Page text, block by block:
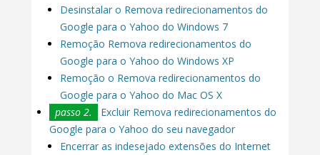
Desinstalar o Remova redirecionamentos do
Google para o Yahoo do Windows 7
Remoção Remova redirecionamentos do
Google para o Yahoo do Windows XP
Remoção o Remova redirecionamentos do
Google para o Yahoo do Mac OS X
passo 2.
Excluir Remova redirecionamentos do
Google para o Yahoo do seu navegador
Encerrar as indesejado extensões do Internet